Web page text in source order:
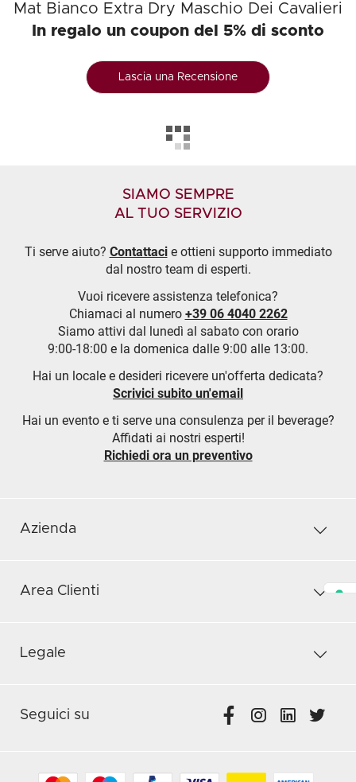
Mat Bianco Extra Dry Maschio Dei Cavalieri
In regalo un coupon del 5% di sconto
Lascia una Recensione
SIAMO SEMPRE
AL TUO SERVIZIO
Ti serve aiuto? Contattacie ottieni supporto immediato
dal nostro team di esperti.
Vuoi ricevere assistenza telefonica?
Chiamaci al numero +39 06 4040 2262
Siamo attivi dal lunedì al sabato con orario
9:00-18:00 e la domenica dalle 9:00 alle 13:00.
Hai un locale e desideri ricevere un'offerta dedicata?
Scrivici subito un'email
Hai un evento e ti serve una consulenza per il beverage?
Affidati ai nostri esperti!
Richiedi ora un preventivo
Azienda
Area Clienti
Legale
Seguici su